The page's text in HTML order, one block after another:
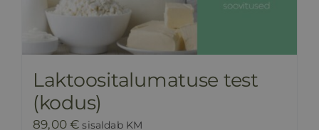
Laktoositalumatuse test
(kodus)
89,00€ sisaldab KM